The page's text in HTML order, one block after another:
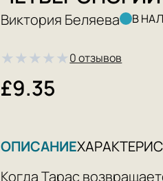
Виктория Беляева В
★★★★★0 отзывов
£9.35
ОПИСАНИЕ
Когда Тарас